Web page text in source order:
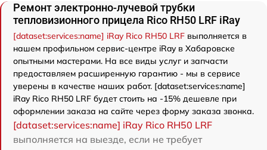
Ремонт электронно-лучевой трубки
тепловизионного прицела Rico RH50 LRF iRay
[dataset:services:name] iRay Rico RH50 LRF выполняется в
нашем профильном сервис-центре iRay в Хабаровске
опытными мастерами. На все виды услуг и запчасти
предоставляем расширенную гарантию - мы в сервисе
уверены в качестве наших работ. [dataset:services:name]
iRay Rico RH50 LRF будет стоить на -15% дешевле при
оформлении заказа на сайте через форму заказа звонка.
[dataset:services:name] iRay Rico RH50 LRF
выполняется на выезде, если не требует